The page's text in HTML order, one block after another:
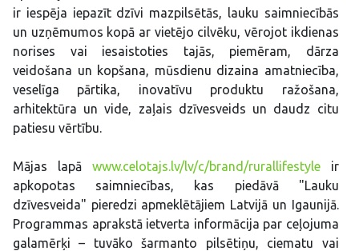
ir iespēja iepazīt dzīvi mazpilsētās, lauku saimniecībās
un uzņēmumos kopā ar vietējo cilvēku, vērojot ikdienas
norises vai iesaistoties tajās, piemēram, dārza
veidošana un kopšana, mūsdienu dizaina amatniecība,
veselīga pārtika, inovatīvu produktu ražošana,
arhitektūra un vide, zaļais dzīvesveids un daudz citu
patiesu vērtību.
Mājas lapā www.celotajs.lv/lv/c/brand/rurallifestyleir
apkopotas saimniecības, kas piedāvā "Lauku
dzīvesveida" pieredzi apmeklētājiem Latvijā un Igaunijā.
Programmas aprakstā ietverta informācija par ceļojuma
galamērķi – tuvāko šarmanto pilsētiņu, ciematu vai